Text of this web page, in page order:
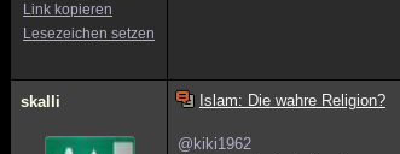
Link kopieren
Lesezeichen setzen
skalli Islam: Die wahre Religion?
@kiki1962